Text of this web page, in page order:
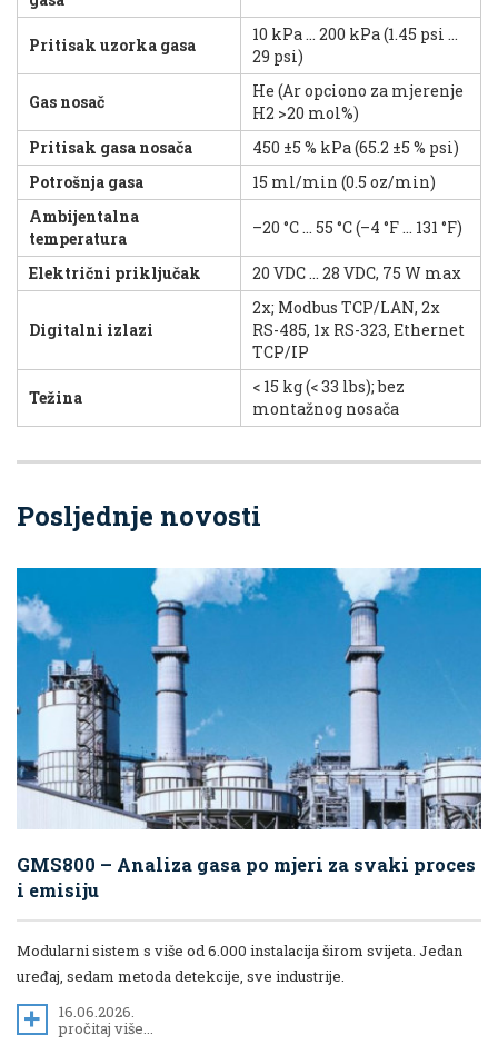
Pritisak uzorka gasa
10 kPa ... 200 kPa (1.45 psi ...
29 psi)
Gas nosač
He (Ar opciono za mjerenje
H2 >20 mol%)
Pritisak gasa nosača
450 ±5 % kPa (65.2 ±5 % psi)
Potrošnja gasa
15 ml/min (0.5 oz/min)
Ambijentalna
temperatura
–20 °C ... 55 °C (–4 °F ... 131 °F)
Električni priključak 20 VDC ... 28 VDC, 75 W max
Digitalni izlazi
2x; Modbus TCP/LAN, 2x
RS-485, 1x RS-323, Ethernet
TCP/IP
Težina
< 15 kg (< 33 lbs); bez
montažnog nosača
Posljednje novosti
GMS800 – Analiza gasa po mjeri za svaki proces
i emisiju
Modularni sistem s više od 6.000 instalacija širom svijeta. Jedan
uređaj, sedam metoda detekcije, sve industrije.
16.06.2026.
pročitaj više...